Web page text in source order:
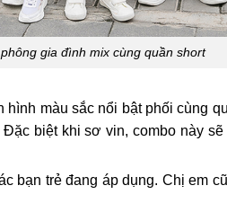
gia đình mix cùng quần short
hình màu sắc nổi bật phối cùng
biệt khi sơ vin, combo này
bạn trẻ đang áp dụng. Chị em